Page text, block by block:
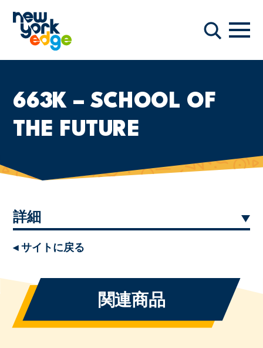
検索
ナ
663K – SCHOOL OF
THE FUTURE
詳細
◂ サイトに戻る
関連商品